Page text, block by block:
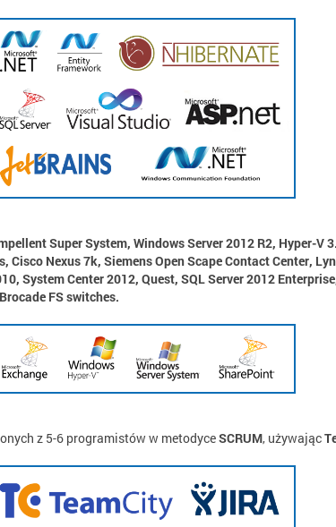
Super System, Windows Server 2012 R2, Hyper-V
Cisco Nexus 7k, Siemens Open Scape Contact Center,
System Center 2012, Quest, SQL Server 2012
FS switches.
z 5-6 programistów w metodyceSCRUM, używając